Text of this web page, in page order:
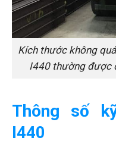
Kích thước không
I440 thường được
Thông số
I440